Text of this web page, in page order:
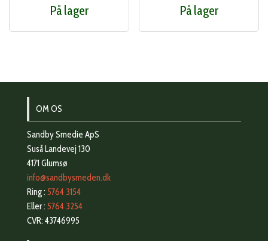
På lager På lager
OM OS
Sandby Smedie ApS
Suså Landevej 130
4171 Glumsø
info@sandbysmeden.dk
Ring : 5764 3154
Eller : 5764 3254
CVR: 43746995